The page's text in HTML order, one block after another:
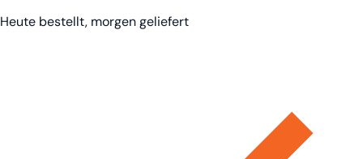
Heute bestellt, morgen geliefert